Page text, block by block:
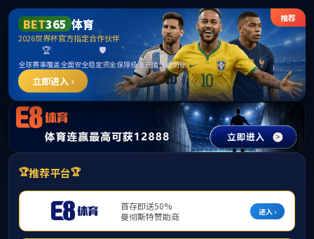
******
365英国上市(集团)有限公司-Official website
2026年08月08日 05:29:57 星期六
团内通知
青春进社区—关